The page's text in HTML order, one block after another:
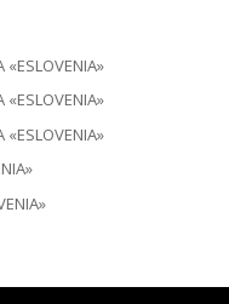
«ESLOVENIA»
«ESLOVENIA»
«ESLOVENIA»